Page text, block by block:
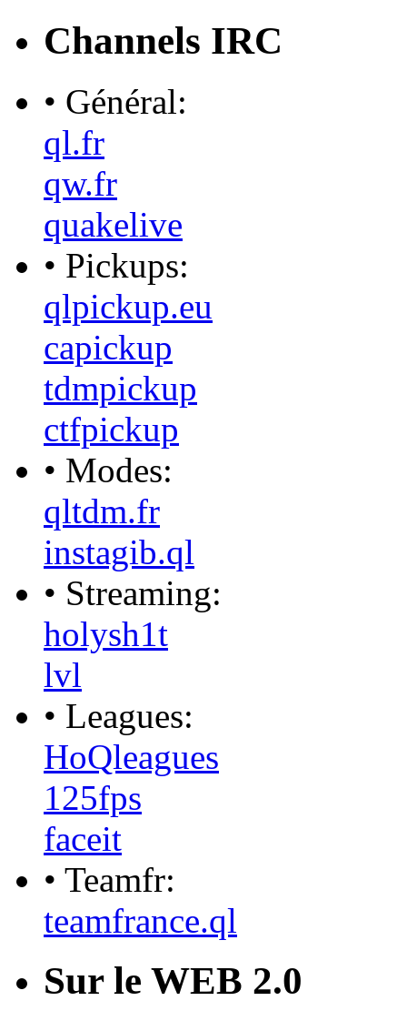
Channels IRC
• Général:
ql.fr
qw.fr
quakelive
• Pickups:
qlpickup.eu
capickup
tdmpickup
ctfpickup
• Modes:
qltdm.fr
instagib.ql
• Streaming:
holysh1t
lvl
• Leagues:
HoQleagues
125fps
faceit
• Teamfr:
teamfrance.ql
Sur le WEB 2.0